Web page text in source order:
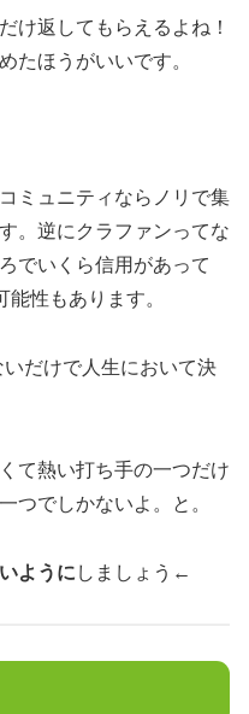
け返してもらえるよね！
たほうがいいです。
ミュニティならノリで集
。逆にクラファンってな
でいくら信用があって
能性もあります。
だけで人生において決
て熱い打ち手の一つだけ
つでしかないよ。と。
ように しましょう←